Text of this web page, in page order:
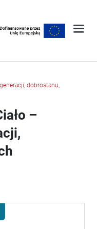
nowym oknie
dobrostanu,
–